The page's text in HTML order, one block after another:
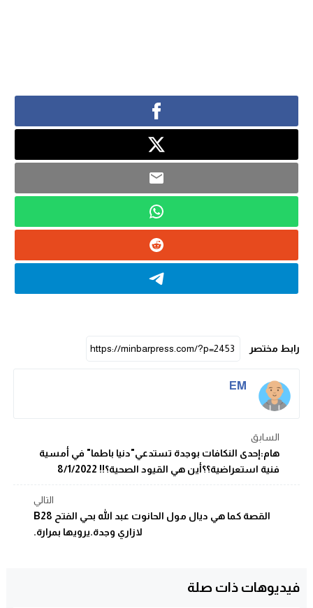
رابط مختصر
EM
السابق
هام:إحدى النكافات بوجدة تستدعي"دنيا باطما" في أمسية
فنية استعراضية؟؟أين هي القيود الصحية؟!! 8/1/2022
التالي
القصة كما هي ديال مول الحانوت عبد الله بحي الفتح B28
لازاري وجدة.يرويها بمرارة.
فيديوهات ذات صلة